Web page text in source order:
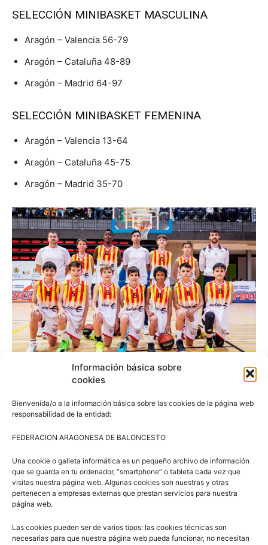
Información básica sobre
cookies
Bienvenida/o a la información básica sobre las cookies de la página web
responsabilidad de la entidad:
FEDERACION ARAGONESA DE BALONCESTO
Una cookie o galleta informática es un pequeño archivo de información
que se guarda en tu ordenador, “smartphone” o tableta cada vez que
visitas nuestra página web. Algunas cookies son nuestras y otras
pertenecen a empresas externas que prestan servicios para nuestra
página web.
Las cookies pueden ser de varios tipos: las cookies técnicas son
necesarias para que nuestra página web pueda funcionar, no necesitan
SELECCIÓN MINIBASKET MASCULINA
Aragón – Valencia 56-79
Aragón – Cataluña 48-89
Aragón – Madrid 64-97
SELECCIÓN MINIBASKET FEMENINA
Aragón – Valencia 13-64
Aragón – Cataluña 45-75
Aragón – Madrid 35-70
Artículos relacionados Más del autor